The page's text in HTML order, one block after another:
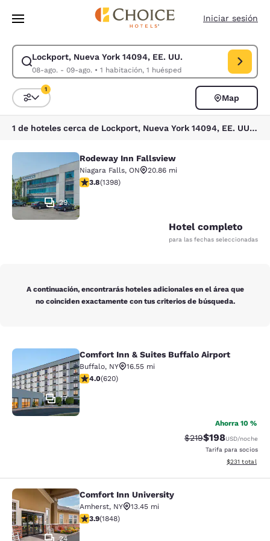
Pasar A Contenido Principal
Iniciar sesión
Lockport, Nueva York 14094, EE. UU.
08-ago. - 09-ago.• 1 habitación, 1 huésped
Modificar la búsqueda de Lockport, Nueva York 14094, EE. UU..
Ordenar y filtrar
1
Map
1 de hoteles cerca de Lockport, Nueva York 14094, EE. UU. coinciden con tus filtros
Rodeway Inn Fallsview
29
Rodeway Inn Fallsview
Niagara Falls, ON
20.86 mi
calificación de 3.84 estrellas. Bueno. 1398 reseñas
3.8(1398)
Hotel completo
para las fechas seleccionadas
A continuación, encontrarás hoteles adicionales en el área que
no coinciden exactamente con tus criterios de búsqueda.
Comfort Inn & Suites Buffalo Airport
17
Comfort Inn & Suites Buffalo Airport
Buffalo, NY
16.55 mi
calificación de 3.96 estrellas. Bueno. 620 reseñas
4.0(620)
Ahorra 10 %
Precio tachado:
$219Precio con
$198USD/noche
Tarifa para socios
Ver detalles
$231 total
Comfort Inn University
24
Comfort Inn University
Amherst, NY
13.45 mi
calificación de 3.88 estrellas. Bueno. 1848 reseñas
3.9(1848)